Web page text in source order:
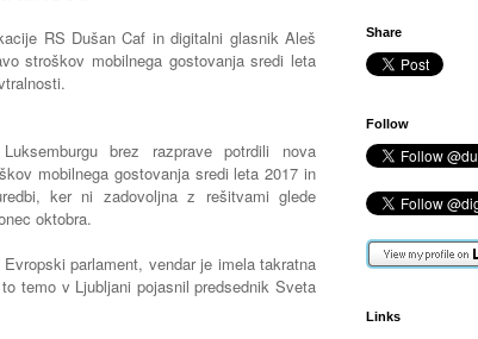
RS Dušan Caf in digitalni glasnik Aleš
stroškov mobilnega gostovanja sredi leta
brez razprave potrdili nova
mobilnega gostovanja sredi leta 2017 in
ker ni zadovoljna z rešitvami glede
oktobra.
parlament, vendar je imela takratna
temo v Ljubljani pojasnil predsednik Sveta
Share
Follow
Links